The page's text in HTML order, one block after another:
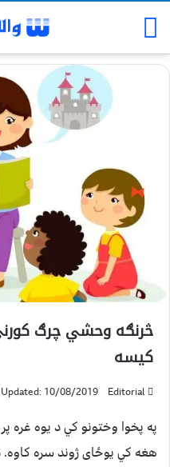
څرنګه وحشي چرګ
کیسه
Editorial
Updated: 10/08/2019
په پخوا وختونو کي د یوه غره
هغه کي یوځای ژوند سره کاوه.